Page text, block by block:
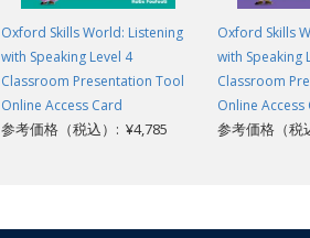
Oxford Skills World: Listening
with Speaking Level 4
Classroom Presentation Tool
Online Access Card
参考価格（税込）: ¥4,785
Oxford Skills
with Speaking
Classroom
Online Access
参考価格（税